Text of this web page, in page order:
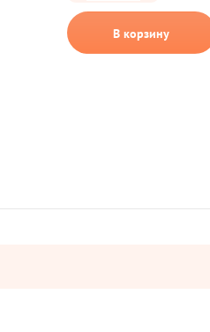
В корзину